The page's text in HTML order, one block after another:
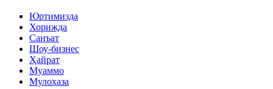
Юртимизда
Хорижда
Санъат
Шоу-бизнес
Ҳайрат
Муаммо
Мулоҳаза